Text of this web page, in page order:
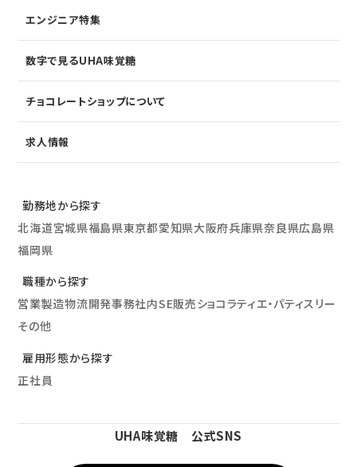
エンジニア特集
数字で見るUHA味覚糖
チョコレートショップについて
求人情報
勤務地から探す
北海道宮城県福島県東京都愛知県大阪府兵庫県奈良県広島県
福岡県
職種から探す
営業製造物流開発事務社内SE販売ショコラティエ・パティスリー
その他
雇用形態から探す
正社員
UHA味覚糖 公式SNS